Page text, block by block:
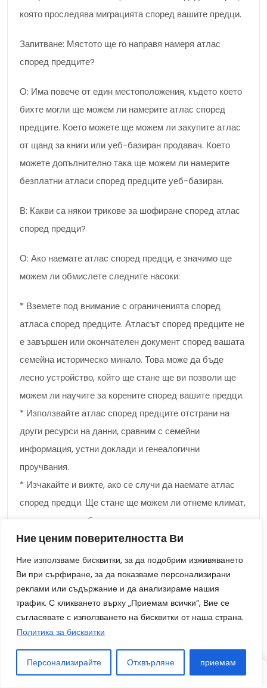
Ние ценим поверителността Ви
Ние използваме бисквитки, за да подобрим изживяването
Ви при сърфиране, за да показваме персонализирани
реклами или съдържание и да анализираме нашия
трафик. С кликването върху „Приемам всички“, Вие се
съгласявате с използването на бисквитки от наша страна.
Политика за бисквитки
Персонализирайте Отхвърляне приемам
която проследява миграцията според вашите предци.
Запитване: Мястото ще го направя намеря атлас
според предците?
О: Има повече от един местоположения, където което
бихте могли ще можем ли намерите атлас според
предците. Което можете ще можем ли закупите атлас
от щанд за книги или уеб-базиран продавач. Което
можете допълнително така ще можем ли намерите
безплатни атласи според предците уеб-базиран.
В: Какви са някои трикове за шофиране според атлас
според предци?
О: Ако наемате атлас според предци, е значимо ще
можем ли обмислете следните насоки:
* Вземете под внимание с ограниченията според
атласа според предците. Атласът според предците не
е завършен или окончателен документ според вашата
семейна историческо минало. Това може да бъде
лесно устройство, който ще стане ще ви позволи ще
можем ли научите за корените според вашите предци.
* Използвайте атлас според предците отстрани на
други ресурси на данни, сравним с семейни
информация, устни доклади и генеалогични
проучвания.
* Изчакайте и вижте, ако се случи да наемате атлас
според предци. Ще стане ще можем ли отнеме климат,
като начин за съберете съветите, от която се
нуждаете, като начин за създадете пълна и точна
карта според миграцията според вашите предци.
В: Кои са някои редовно срещани грешки, които искам
да избягвате, ако се случи да наемате атлас според
предци?
О: Ако наемате атлас според предците, е значимо ще
можем ли избягвате следните грешки: